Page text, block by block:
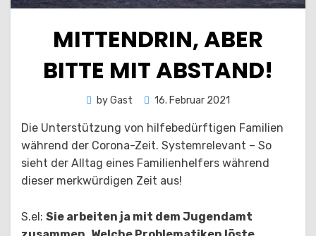
MITTENDRIN, ABER
BITTE MIT ABSTAND!
byGast
Posted
16. Februar 2021
Die Unterstützung von hilfebedürftigen Familien
während der Corona-Zeit. Systemrelevant – So
sieht der Alltag eines Familienhelfers während
dieser merkwürdigen Zeit aus!
S.el: Sie arbeiten ja mit dem Jugendamt